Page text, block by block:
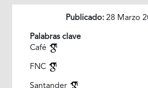
Publicado: 28 Marzo
Palabras clave
Café
FNC
Santander